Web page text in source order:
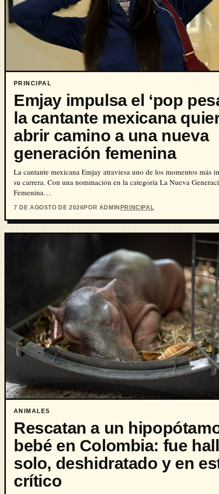
PRINCIPAL
Emjay impulsa el ‘pop
la cantante mexicana
abrir camino a una nueva
generación femenina
La cantante mexicana Emjay atraviesa uno de los momentos más
su carrera. Con una nominación en la categoría La Nueva
Femenina…
7 DE AGOSTO DE 2026POR ADMIN PRINCIPAL
ANIMALES
Rescatan a un
bebé en Colombia: fue
solo, deshidratado y en
crítico